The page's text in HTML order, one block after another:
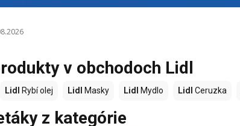
v obchodoch Lidl
Lidl Rybí olej Lidl Masky Lidl Mydlo Lidl Ceruzka
z kategórie